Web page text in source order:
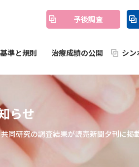
準と規則 治療成績の公開 シン
予後調査
らせ
同研究の調査結果が読売新聞夕刊に掲